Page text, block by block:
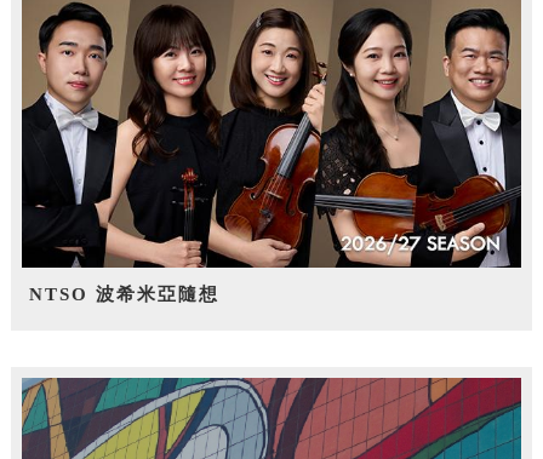
NTSO 波希米亞隨想